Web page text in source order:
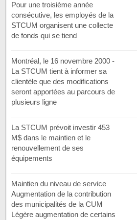
Pour une troisième année
consécutive, les employés de la
STCUM organisent une collecte
de fonds qui se tiend
Montréal, le 16 novembre 2000 -
La STCUM tient à informer sa
clientèle que des modifications
seront apportées au parcours de
plusieurs ligne
La STCUM prévoit investir 453
M$ dans le maintien et le
renouvellement de ses
équipements
Maintien du niveau de service
Augmentation de la contribution
des municipalités de la CUM
Légère augmentation de certains